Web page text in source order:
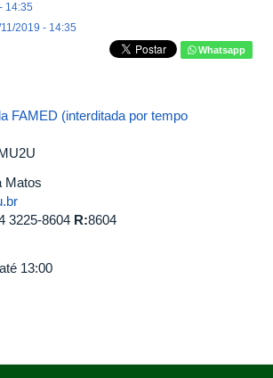
14:35
2019 - 14:35
Whatsapp
FAMED (interditada por tempo
Matos
3225-8604 R:8604
até 13:00